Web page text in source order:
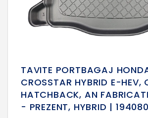
TAVITE PORTBAGAJ
CROSSTAR HYBRID E-HEV,
HATCHBACK, AN
- PREZENT, HYBRID |